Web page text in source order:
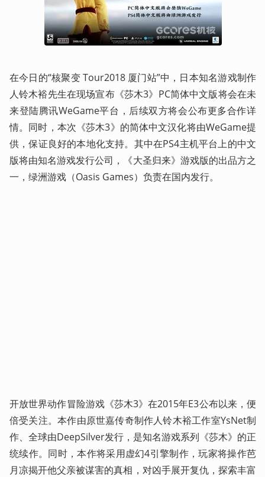
在今日的“核聚变 Tour2018 厦门站”中，日本知名游戏制作
人铃木裕先生在现场宣布《莎木3》PC简体中文版将会在未
来登陆腾讯WeGame平台，后续双方将会公布更多合作详
情。同时，本次《莎木3》的简体中文汉化将由WeGame提
供，保证良好的本地化支持。其中在PS4主机平台上的中文
版将由知名游戏发行公司，《大圣归来》游戏版的出品方之
一，绿洲游戏（Oasis Games）负责在国内发行。
开放世界动作冒险游戏《莎木3》在2015年E3公布以来，便
倍受关注。本作由原世嘉传奇制作人铃木裕工作室YsNet制
作、全球由DeepSilver发行，是知名游戏系列《莎木》的正
统续作。同时，本作将采用虚幻4引擎制作，玩家将操作芭
月凉揭开他父亲被谋害的真相，对凶手展开复仇，探索丰富